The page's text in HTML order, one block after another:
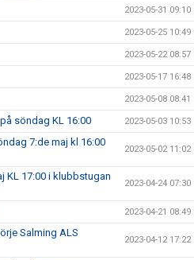
2023-05-31 09:10
2023-05-25 10:49
2023-05-22 08:57
2023-05-17 16:48
2023-05-08 08:41
söndag KL 16:00 2023-05-03 10:53
7:de maj kl 16:00
2023-05-02 11:02
KL 17:00 i klubbstugan
2023-04-24 07:30
2023-04-21 08:49
Salming ALS
2023-04-12 17:22